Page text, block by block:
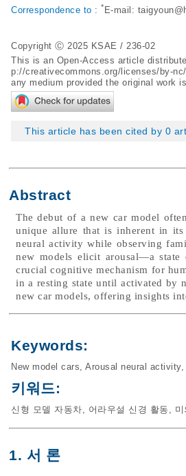
Correspondence to : * E-mail:
Copyright Ⓒ 2025 KSAE / 236-02
This is an Open-Access article
p://creativecommons.org/licenses/by-
any medium provided the original work
This article has been cited by 0
Abstract
The debut of a new car model
unique allure that is inherent in its
neural activity while observing
new models elicit arousal—a state
crucial cognitive mechanism for
in a resting state until activated by
new car models, offering insights
Keywords:
New model cars, Arousal neural activity,
키워드:
신형 모델 자동차, 어라우설 신경 활동 , 미
1. 서 론